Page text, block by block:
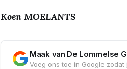
Koen MOELANTS
Maak van De Lommelse
Voeg ons toe in Google